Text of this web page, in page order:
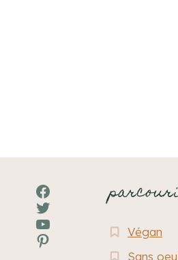
Facebook
Twitter
YouTube
Pinterest
Végan
Sans